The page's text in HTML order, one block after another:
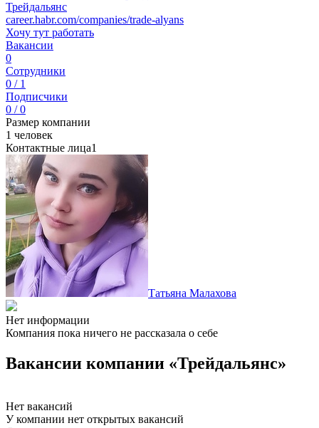
Трейдальянс
career.habr.com/companies/trade-alyans
Хочу тут работать
Вакансии
0
Сотрудники
0 / 1
Подписчики
0 / 0
Размер компании
1 человек
Контактные лица1
Татьяна Малахова
Нет информации
Компания пока ничего не рассказала о себе
Вакансии компании «Трейдальянс»
Нет вакансий
У компании нет открытых вакансий